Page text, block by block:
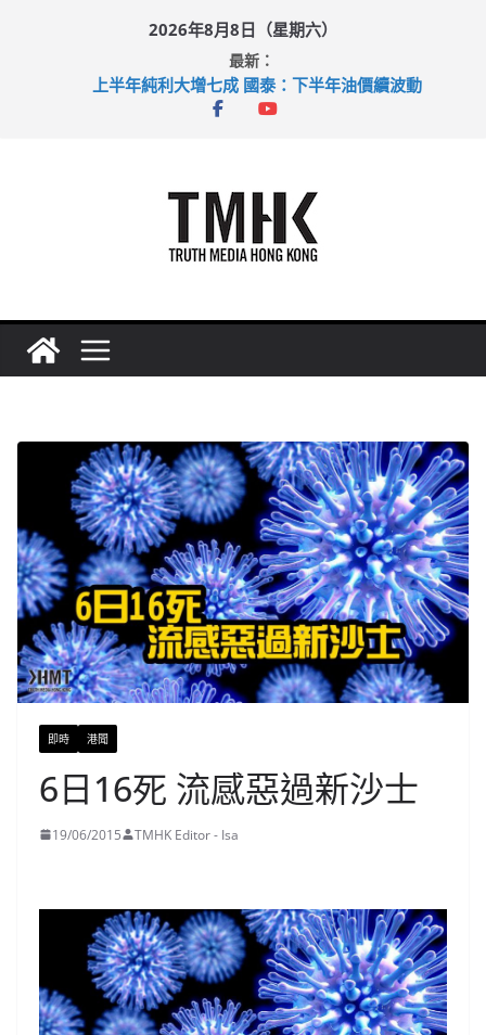
2026年8月8日（星期六）
最新：
上半年純利大增七成 國泰：下半年油價續波動
拜仁熱身賽挫維拉 啟德主場館奪錦標
即時 港聞
6日16死 流感惡過新沙士
19/06/2015 TMHK Editor - Isa